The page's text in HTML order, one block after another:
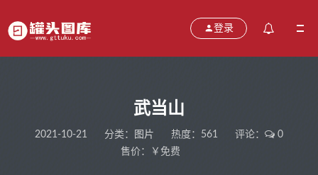
登录
武当山
2021-10-21 分类： 图片 热度：561 评论：
0
售价：￥免费